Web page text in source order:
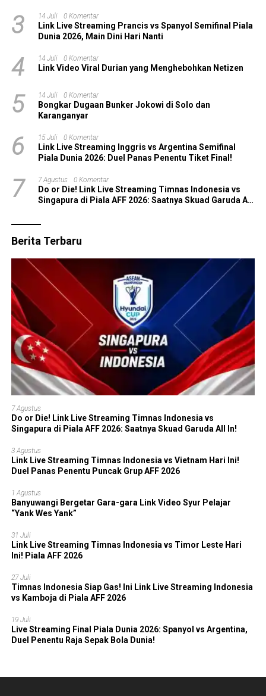
3 14 Juli 0 Komentar
Link Live Streaming Prancis vs Spanyol Semifinal Piala
Dunia 2026, Main Dini Hari Nanti
4 14 Juli 0 Komentar
Link Video Viral Durian yang Menghebohkan Netizen
5 14 Juli 0 Komentar
Bongkar Dugaan Bunker Jokowi di Solo dan
Karanganyar
6 15 Juli 0 Komentar
Link Live Streaming Inggris vs Argentina Semifinal
Piala Dunia 2026: Duel Panas Penentu Tiket Final!
7 7 Agustus 0 Komentar
Do or Die! Link Live Streaming Timnas Indonesia vs
Singapura di Piala AFF 2026: Saatnya Skuad Garuda All
Berita Terbaru
7 Agustus
Do or Die! Link Live Streaming Timnas Indonesia vs
Singapura di Piala AFF 2026: Saatnya Skuad Garuda All In!
3 Agustus
Link Live Streaming Timnas Indonesia vs Vietnam Hari Ini!
Duel Panas Penentu Puncak Grup AFF 2026
1 Agustus
Banyuwangi Bergetar Gara-gara Link Video Syur Pelajar
“Yank Wes Yank”
31 Juli
Link Live Streaming Timnas Indonesia vs Timor Leste Hari
Ini! Piala AFF 2026
27 Juli
Timnas Indonesia Siap Gas! Ini Link Live Streaming Indonesia
vs Kamboja di Piala AFF 2026
19 Juli
Live Streaming Final Piala Dunia 2026: Spanyol vs Argentina,
Duel Penentu Raja Sepak Bola Dunia!